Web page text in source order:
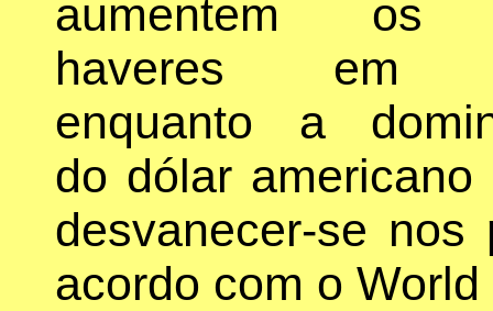
aumentem os
haveres em
enquanto a
do dólar
desvanecer-se
acordo com o